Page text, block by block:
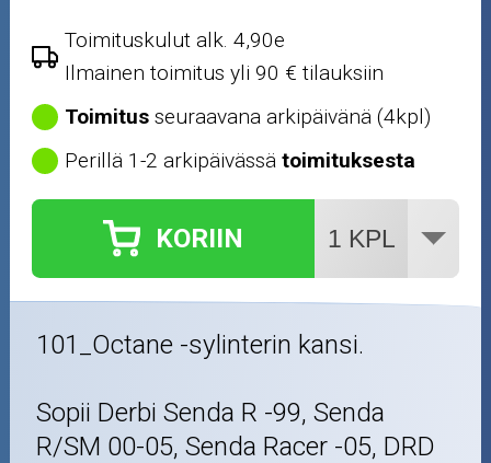
Outlet-tuotteet
Toimituskulut alk. 4,90e
Ilmainen toimitus yli 90 € tilauksiin
Toimitus seuraavana arkipäivänä (4kpl)
Perillä 1-2 arkipäivässätoimituksesta
KORIIN
101_Octane -sylinterin kansi.
Sopii Derbi Senda R -99, Senda
R/SM 00-05, Senda Racer -05, DRD